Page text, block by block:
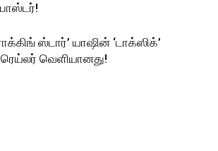
ஸ்டார்’ யாஷின் ‘டாக்ஸிக்’
வெளியானது!